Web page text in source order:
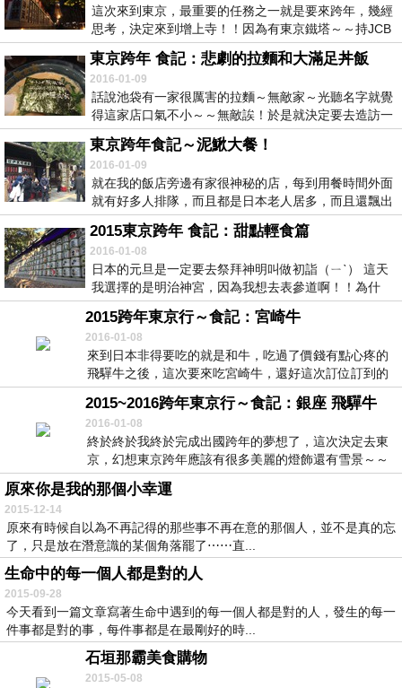
這次來到東京，最重要的任務之一就是要來跨年，幾經
思考，決定來到增上寺！！因為有東京鐵塔～～持JCB
卡...
東京跨年 食記：悲劇的拉麵和大滿足丼飯
2016-01-09
話說池袋有一家很厲害的拉麵～無敵家～光聽名字就覺
得這家店口氣不小～～無敵誒！於是就決定要去造訪一
下～...
東京跨年食記～泥鰍大餐！
2016-01-09
就在我的飯店旁邊有家很神秘的店，每到用餐時間外面
就有好多人排隊，而且都是日本老人居多，而且還飄出
陣陣...
2015東京跨年 食記：甜點輕食篇
2016-01-08
日本的元旦是一定要去祭拜神明叫做初詣（ㄧˋ） 這天
我選擇的是明治神宮，因為我想去表參道啊！！為什
麼...
2015跨年東京行～食記：宮崎牛
2016-01-08
來到日本非得要吃的就是和牛，吃過了價錢有點心疼的
飛驒牛之後，這次要來吃宮崎牛，還好這次訂位訂到的
是午...
2015~2016跨年東京行～食記：銀座 飛驒牛
2016-01-08
終於終於我終於完成出國跨年的夢想了，這次決定去東
京，幻想東京跨年應該有很多美麗的燈飾還有雪景～～
然後...
原來你是我的那個小幸運
2015-12-14
原來有時候自以為不再記得的那些事不再在意的那個人，並不是真的忘
了，只是放在潛意識的某個角落罷了⋯⋯直...
生命中的每一個人都是對的人
2015-09-28
今天看到一篇文章寫著生命中遇到的每一個人都是對的人，發生的每一
件事都是對的事，每件事都是在最剛好的時...
石垣那霸美食購物
2015-05-08